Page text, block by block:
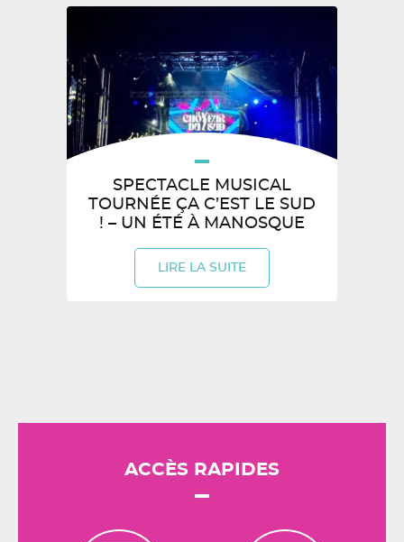
SPECTACLE MUSICAL
TOURNÉE ÇA C’EST LE SUD
! – UN ÉTÉ À MANOSQUE
LIRE LA SUITE
ACCÈS RAPIDES